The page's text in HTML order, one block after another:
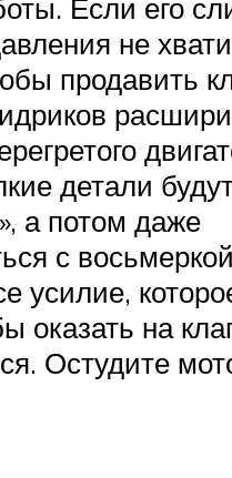
Если его
не
продавить
детали
а потом даже
с
усилие,
оказать на
Остудите